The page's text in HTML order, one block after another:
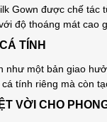
Gown được chế
độ thoáng mát cao
TÍNH
như một bản giao
tính riêng mà còn
VỜI CHO